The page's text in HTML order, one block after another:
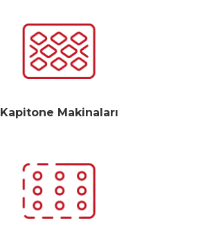
Kapitone Makinaları